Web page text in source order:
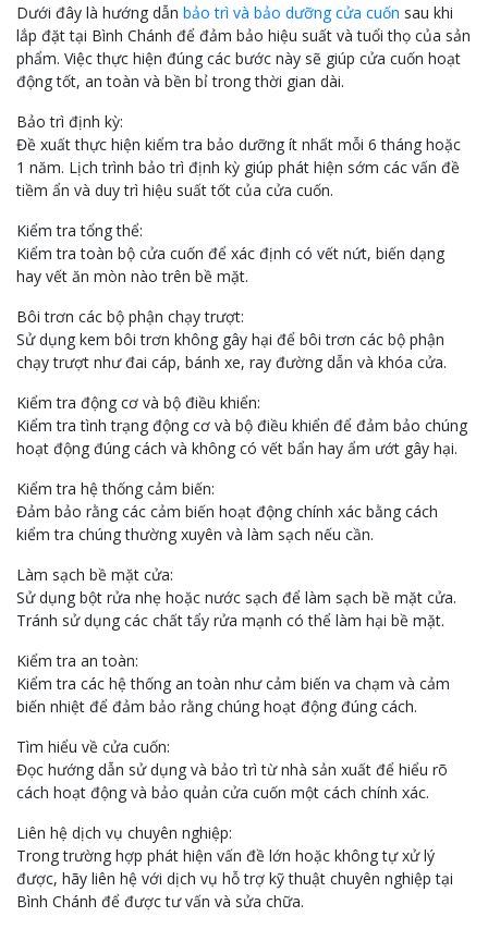
Dưới đây là hướng dẫn bảo trì và bảo dưỡng cửa cuốn sau khi
lắp đặt tại Bình Chánh để đảm bảo hiệu suất và tuổi thọ của sản
phẩm. Việc thực hiện đúng các bước này sẽ giúp cửa cuốn hoạt
động tốt, an toàn và bền bỉ trong thời gian dài.
Bảo trì định kỳ:
Đề xuất thực hiện kiểm tra bảo dưỡng ít nhất mỗi 6 tháng hoặc
1 năm. Lịch trình bảo trì định kỳ giúp phát hiện sớm các vấn đề
tiềm ẩn và duy trì hiệu suất tốt của cửa cuốn.
Kiểm tra tổng thể:
Kiểm tra toàn bộ cửa cuốn để xác định có vết nứt, biến dạng
hay vết ăn mòn nào trên bề mặt.
Bôi trơn các bộ phận chạy trượt:
Sử dụng kem bôi trơn không gây hại để bôi trơn các bộ phận
chạy trượt như đai cáp, bánh xe, ray đường dẫn và khóa cửa.
Kiểm tra động cơ và bộ điều khiển:
Kiểm tra tình trạng động cơ và bộ điều khiển để đảm bảo chúng
hoạt động đúng cách và không có vết bẩn hay ẩm ướt gây hại.
Kiểm tra hệ thống cảm biến:
Đảm bảo rằng các cảm biến hoạt động chính xác bằng cách
kiểm tra chúng thường xuyên và làm sạch nếu cần.
Làm sạch bề mặt cửa:
Sử dụng bột rửa nhẹ hoặc nước sạch để làm sạch bề mặt cửa.
Tránh sử dụng các chất tẩy rửa mạnh có thể làm hại bề mặt.
Kiểm tra an toàn:
Kiểm tra các hệ thống an toàn như cảm biến va chạm và cảm
biến nhiệt để đảm bảo rằng chúng hoạt động đúng cách.
Tìm hiểu về cửa cuốn:
Đọc hướng dẫn sử dụng và bảo trì từ nhà sản xuất để hiểu rõ
cách hoạt động và bảo quản cửa cuốn một cách chính xác.
Liên hệ dịch vụ chuyên nghiệp:
Trong trường hợp phát hiện vấn đề lớn hoặc không tự xử lý
được, hãy liên hệ với dịch vụ hỗ trợ kỹ thuật chuyên nghiệp tại
Bình Chánh để được tư vấn và sửa chữa.